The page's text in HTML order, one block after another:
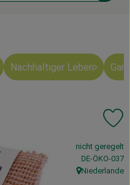
Nachhaltiger Leben
, Verband:
nicht geregelt
,DE-ÖKO-037
, Herkunft:
Niederlande